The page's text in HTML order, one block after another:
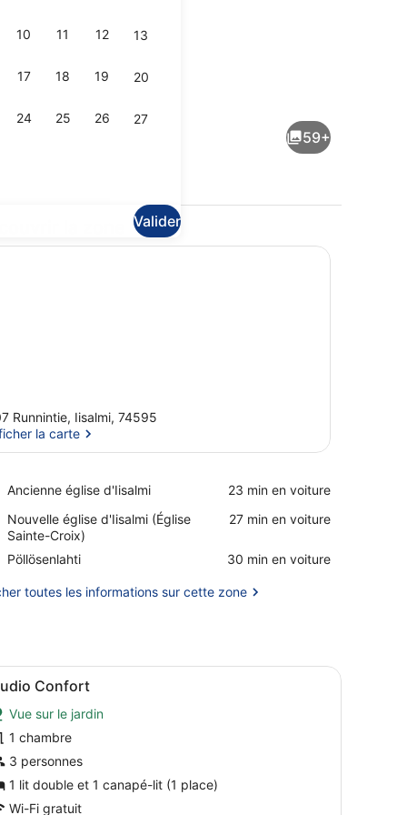
10 11 12 13
17 18 19 20
24 25 26 27
Valider
Réception
59+
Runnintie, Iisalmi, 74595
la carte
Ancienne église d'Iisalmi
Place,
église
d'Iisalmi
‪23 min en voiture‬
Nouvelle église d'Iisalmi (Église
Sainte-Croix)
Place,
Nouvelle
église
d'Iisalmi
Sainte-
‪27 min en voiture‬
Pöllösenlahti
Place,
‪30 min en voiture‬
toutes les informations sur cette zone
lit, un bureau et une chaise.Une pièce confortable avec un canapé,
3 Confort
Vue sur le jardin
1 chambre
3 personnes
1 lit double et 1 canapé-lit (1 place)
Wi-Fi gratuit